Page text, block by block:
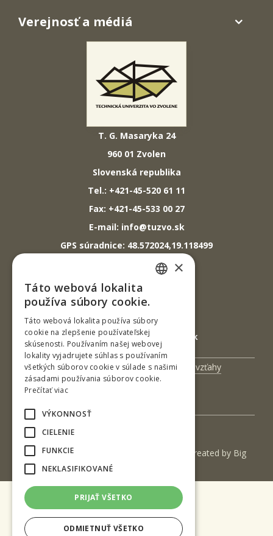
T. G. Masaryka 24
960 01 Zvolen
Slovenská republika
Tel.: +421-45-520 61 11
Fax: +421-45-533 00 27
E-mail: info@tuzvo.sk
GPS súradnice: 48.572024,19.118499
IČO: 00397440
DIČ: 2020474808
IČ DPH: SK2020474808
E-mail: podatelna@tuzvo.sk
Verejnosť a médiá
Univerzitný magazín
Medzinárodné vzťahy
Veda a výskum
(c) 2017 Technická univerzita vo Zvolene | Created by Big
& BIGGER s.r.o.
×
Táto webová lokalita
používa súbory cookie.
Táto webová lokalita používa súbory
cookie na zlepšenie používateľskej
skúsenosti. Používaním našej webovej
lokality vyjadrujete súhlas s používaním
všetkých súborov cookie v súlade s našimi
zásadami používania súborov cookie.
Prečítať viac
VÝKONNOSŤ
CIELENIE
FUNKCIE
NEKLASIFIKOVANÉ
PRIJAŤ VŠETKO
ODMIETNUŤ VŠETKO